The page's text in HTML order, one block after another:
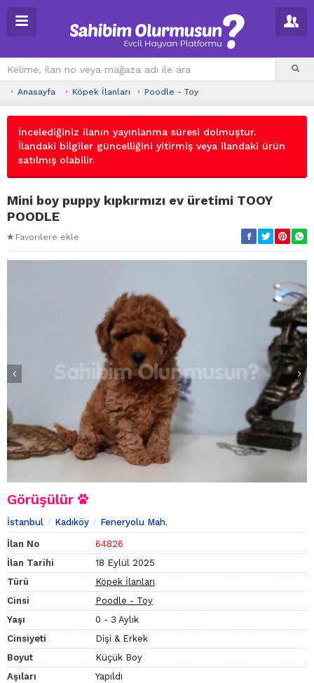
Anasayfa Köpek İlanları Poodle - Toy
İncelediğiniz ilanın yayınlanma süresi dolmuştur.
İlandaki bilgiler güncelliğini yitirmiş veya ilandaki ürün
satılmış olabilir.
Mini boy puppy kıpkırmızı ev üretimi TOOY
POODLE
Favorilere ekle
Görüşülür
İstanbul Kadıköy Feneryolu Mah.
İlan No
64826
İlan Tarihi
18 Eylül 2025
Türü
Köpek İlanları
Cinsi
Poodle - Toy
Yaşı
0 - 3 Aylık
Cinsiyeti
Dişi & Erkek
Boyut
Küçük Boy
Aşıları
Yapıldı